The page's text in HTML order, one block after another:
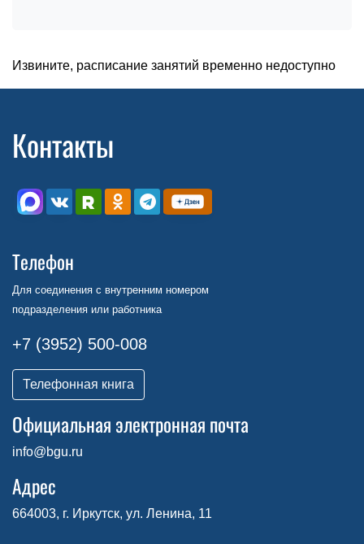
Извините, расписание занятий временно недоступно
Контакты
Телефон
Для соединения с внутренним номером
подразделения или работника
+7 (3952) 500-008
Телефонная книга
Официальная электронная почта
info@bgu.ru
Адрес
664003, г. Иркутск, ул. Ленина, 11